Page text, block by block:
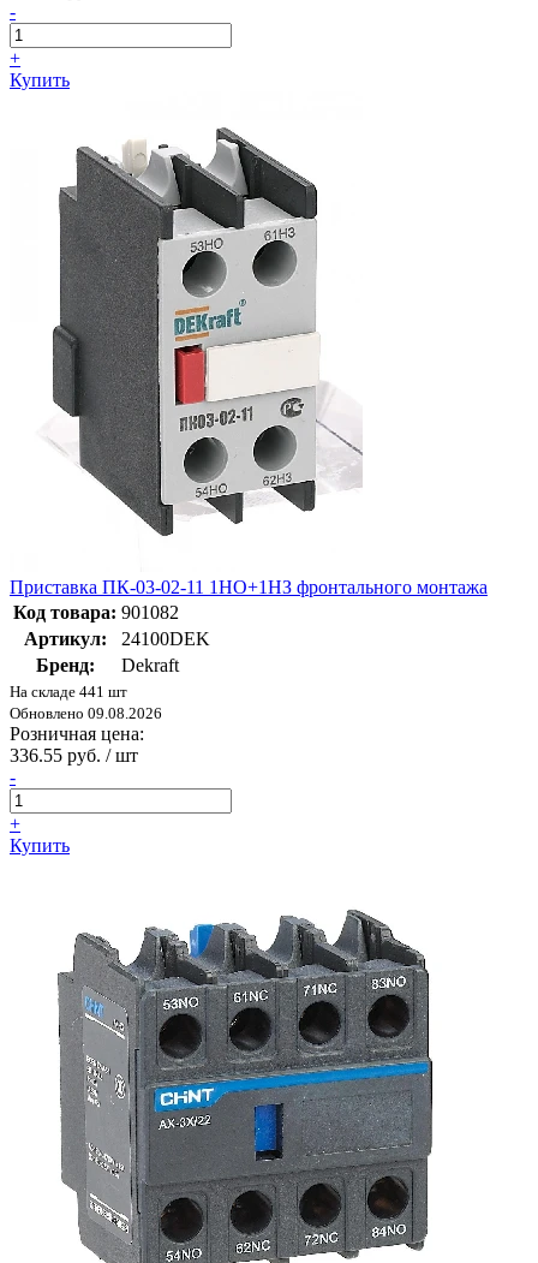
-
+
Купить
Приставка ПК-03-02-11 1НО+1НЗ фронтального монтажа
Код товара: 901082
Артикул:
24100DEK
Бренд:
Dekraft
На складе 441 шт
Обновлено 09.08.2026
Розничная цена:
336.55 руб. / шт
-
+
Купить